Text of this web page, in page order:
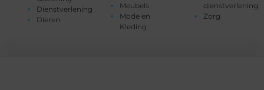
Dienstverlening
Dieren
Meubels
Mode en
Kleding
dienstverlening
Zorg